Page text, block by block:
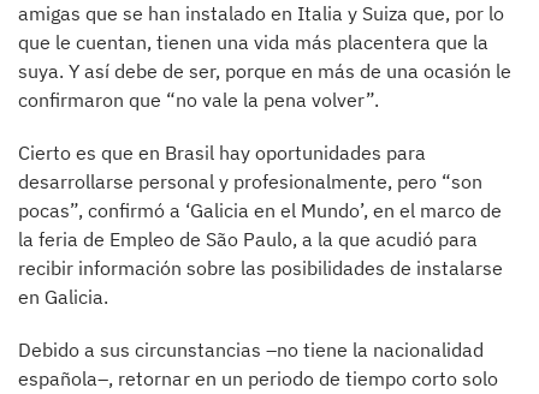
amigas que se han instalado en Italia y Suiza que, por lo
que le cuentan, tienen una vida más placentera que la
suya. Y así debe de ser, porque en más de una ocasión le
confirmaron que “no vale la pena volver”.
Cierto es que en Brasil hay oportunidades para
desarrollarse personal y profesionalmente, pero “son
pocas”, confirmó a ‘Galicia en el Mundo’, en el marco de
la feria de Empleo de São Paulo, a la que acudió para
recibir información sobre las posibilidades de instalarse
en Galicia.
Debido a sus circunstancias –no tiene la nacionalidad
española–, retornar en un periodo de tiempo corto solo